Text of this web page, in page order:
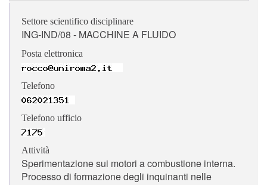
Settore scientifico disciplinare
ING-IND/08 - MACCHINE A FLUIDO
Posta elettronica
Telefono
Telefono ufficio
Attività
Sperimentazione sui motori a combustione interna.
Processo di formazione degli inquinanti nelle